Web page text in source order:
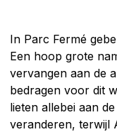
In Parc Fermé
Een hoop grote
vervangen aan de
bedragen voor dit
lieten allebei aan
veranderen, terwijl